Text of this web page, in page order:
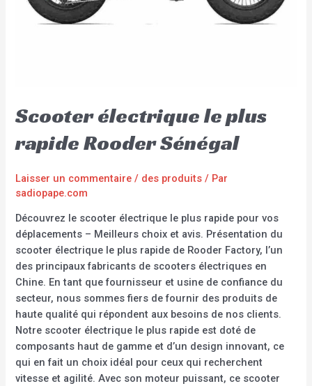
Scooter électrique le plus
rapide Rooder Sénégal
Laisser un commentaire / des produits / Par
sadiopape.com
Découvrez le scooter électrique le plus rapide pour vos
déplacements – Meilleurs choix et avis. Présentation du
scooter électrique le plus rapide de Rooder Factory, l’un
des principaux fabricants de scooters électriques en
Chine. En tant que fournisseur et usine de confiance du
secteur, nous sommes fiers de fournir des produits de
haute qualité qui répondent aux besoins de nos clients.
Notre scooter électrique le plus rapide est doté de
composants haut de gamme et d’un design innovant, ce
qui en fait un choix idéal pour ceux qui recherchent
vitesse et agilité. Avec son moteur puissant, ce scooter